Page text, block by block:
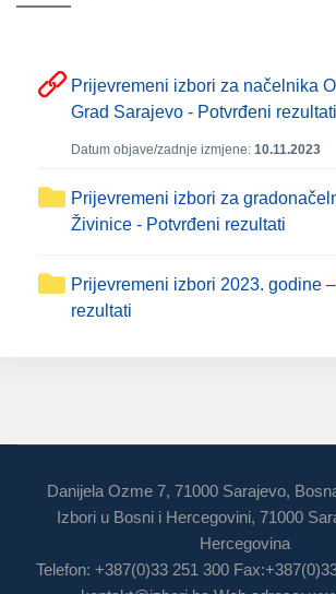
Prijevremeni izbori za načelnika
Grad Sarajevo - Potvrđeni rezultati
Datum objave/zadnje izmjene: 10.11.2023
Prijevremeni izbori za
Živinice - Potvrđeni rezultati
Prijevremeni izbori 2023. godine
rezultati
Danijela Ozme 7, 71000 Sarajevo,
Izbori u Bosni i Hercegovini, 71000
Hercegovina
Telefon: +387(0)33 251 300